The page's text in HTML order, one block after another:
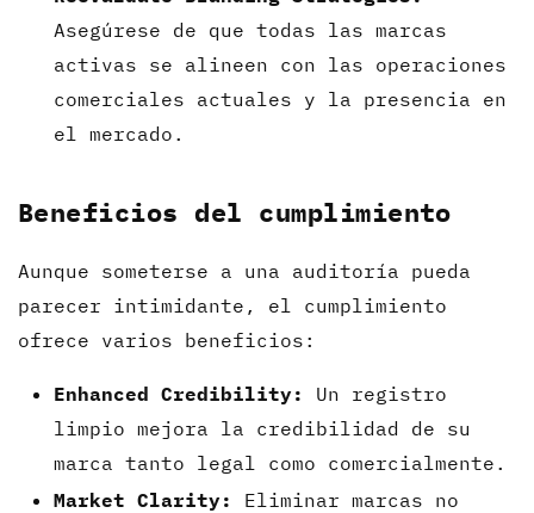
Asegúrese de que todas las marcas
activas se alineen con las operaciones
comerciales actuales y la presencia en
el mercado.
Beneficios del cumplimiento
Aunque someterse a una auditoría pueda
parecer intimidante, el cumplimiento
ofrece varios beneficios:
Enhanced Credibility:
Un registro
limpio mejora la credibilidad de su
marca tanto legal como comercialmente.
Market Clarity:
Eliminar marcas no